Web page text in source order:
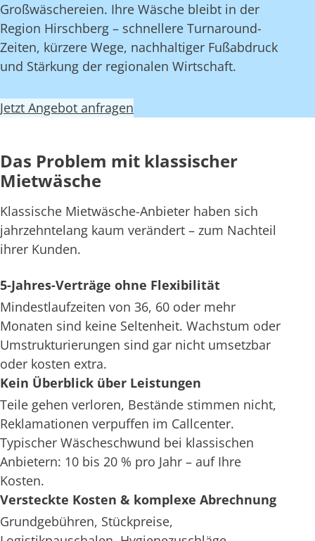
Großwäschereien. Ihre Wäsche bleibt in der
Region Hirschberg – schnellere Turnaround-
Zeiten, kürzere Wege, nachhaltiger Fußabdruck
und Stärkung der regionalen Wirtschaft.
Jetzt Angebot anfragen
Das Problem mit klassischer
Mietwäsche
Klassische Mietwäsche-Anbieter haben sich
jahrzehntelang kaum verändert – zum Nachteil
ihrer Kunden.
5-Jahres-Verträge ohne Flexibilität
Mindestlaufzeiten von 36, 60 oder mehr
Monaten sind keine Seltenheit. Wachstum oder
Umstrukturierungen sind gar nicht umsetzbar
oder kosten extra.
Kein Überblick über Leistungen
Teile gehen verloren, Bestände stimmen nicht,
Reklamationen verpuffen im Callcenter.
Typischer Wäscheschwund bei klassischen
Anbietern: 10 bis 20 % pro Jahr – auf Ihre
Kosten.
Versteckte Kosten & komplexe Abrechnung
Grundgebühren, Stückpreise,